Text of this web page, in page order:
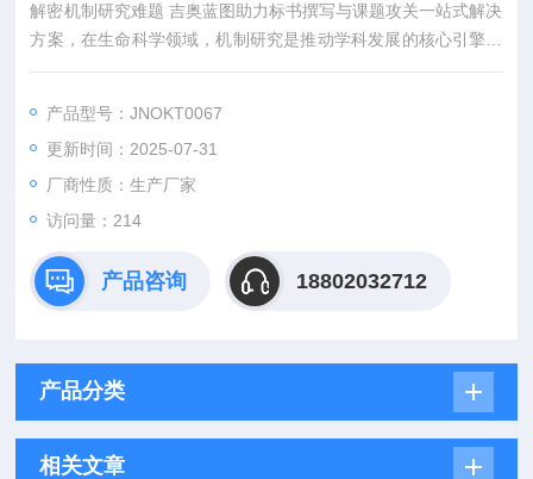
解密机制研究难题 吉奥蓝图助力标书撰写与课题攻关一站式解决
方案，在生命科学领域，机制研究是推动学科发展的核心引擎。
然而，从创新课题设计到高质量标书撰写，从复杂实验实施到科
困难、成果转化乏力。吉奥蓝图（JENNIO-LAB）依托全链式科
研平台与十年深耕经验，推出"机制研究课题全周期赋能计划"，
为科研工作者提供从理论创新到数据落地的完整解决方案。
产品型号：JNOKT0067
更新时间：2025-07-31
厂商性质：生产厂家
访问量：214
产品咨询 18802032712
产品分类
相关文章